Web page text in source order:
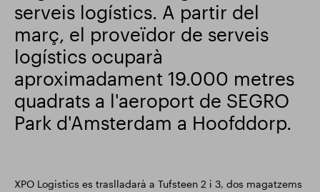
serveis logístics. A partir del
març, el proveïdor de serveis
logístics ocuparà
aproximadament 19.000 metres
quadrats a l'aeroport de SEGRO
Park d'Amsterdam a Hoofddorp.
XPO Logistics es traslladarà a Tufsteen 2 i 3, dos magatzems